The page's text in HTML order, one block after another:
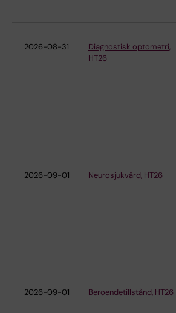
2026-08-31
Diagnostisk optometri,
HT26
2026-09-01 Neurosjukvård, HT26
2026-09-01 Beroendetillstånd, HT26